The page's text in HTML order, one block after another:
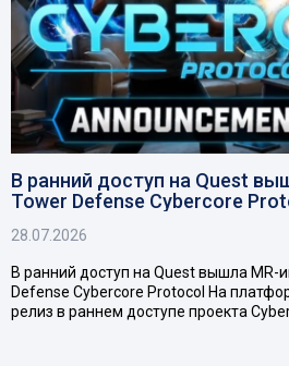
В ранний доступ на Quest
Tower Defense Cybercore
28.07.2026
В ранний доступ на Quest вышла MR-
Defense Cybercore Protocol На
релиз в раннем доступе проекта